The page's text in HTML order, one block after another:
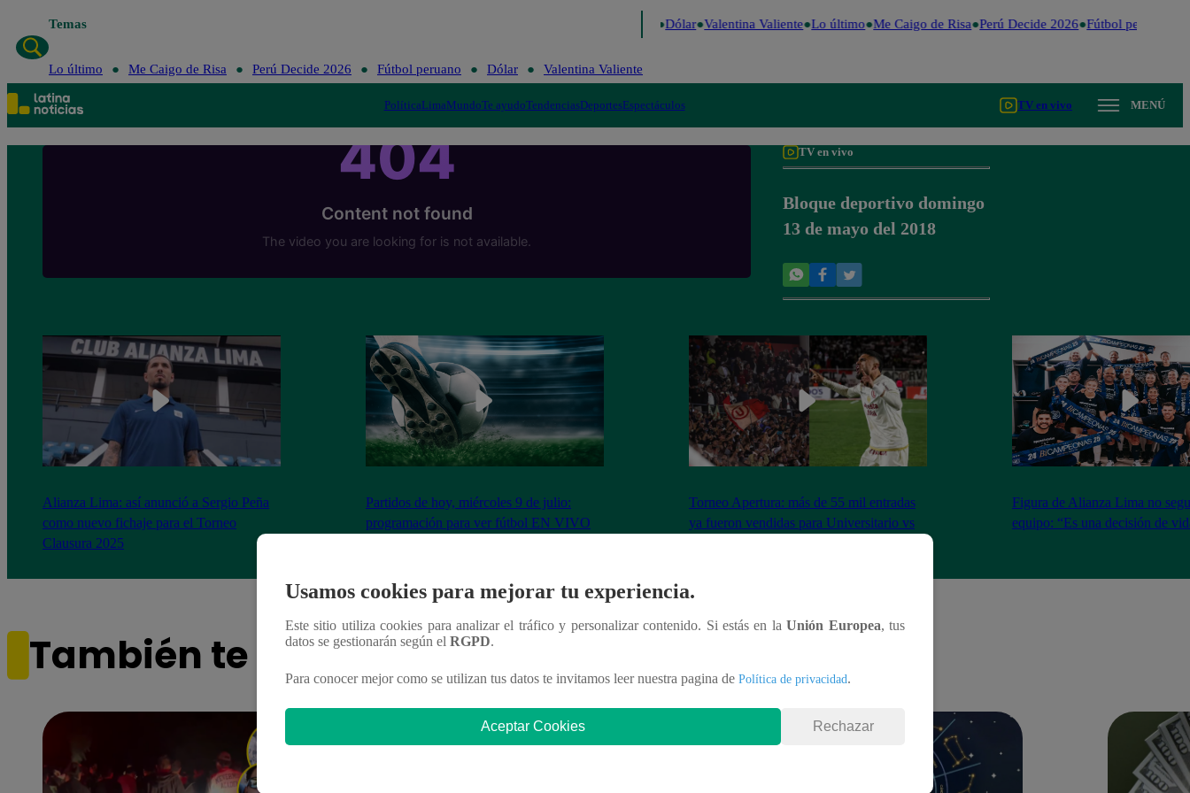
Temas Dólar Valentina Valiente Lo último Me Caigo de Risa Perú Decide 2026 Fútbol peruano
Lo último Me Caigo de Risa Perú Decide 2026 Fútbol peruano Dólar Valentina Valiente
PolíticaLimaMundoTe ayudoTendenciasDeportesEspectáculos TV en vivo MENÚ
TV en vivo
Bloque deportivo domingo
13 de mayo del 2018
Alianza Lima: así anunció a Sergio Peña
como nuevo fichaje para el Torneo
Clausura 2025
Partidos de hoy, miércoles 9 de julio:
programación para ver fútbol EN VIVO
Torneo Apertura: más de 55 mil entradas
ya fueron vendidas para Universitario vs
Figura de Alianza Lima no
equipo: “Es una decisión de
También te puede interesar
Usamos cookies para mejorar tu experiencia.
Este sitio utiliza cookies para analizar el tráfico y personalizar contenido. Si estás en laUnión Europea, tus
datos se gestionarán según el RGPD.
Para conocer mejor como se utilizan tus datos te invitamos leer nuestra pagina de Política de privacidad.
Aceptar Cookies Rechazar